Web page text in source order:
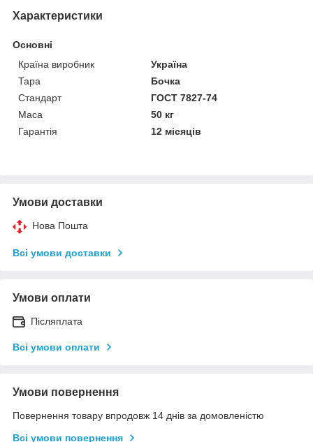
Характеристики
Основні
Країна виробник
Україна
Тара
Бочка
Стандарт
ГОСТ 7827-74
Маса
50 кг
Гарантія
12 місяців
Умови доставки
Нова Пошта
Всі умови доставки
Умови оплати
Післяплата
Всі умови оплати
Умови повернення
Повернення товару впродовж 14 днів за домовленістю
Всі умови повернення